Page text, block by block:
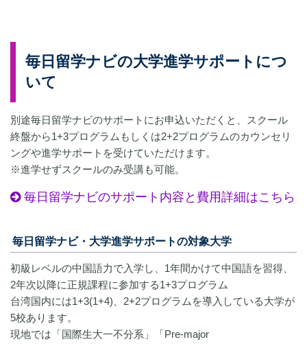
毎日留学ナビの大学進学サポートにつ
いて
別途毎日留学ナビのサポートにお申込いただくと、スクール
終盤から1+3プログラムもしくは2+2プログラムのカウンセリ
ングや進学サポートを受けていただけます。
※進学せずスクールのみ受講も可能。
毎日留学ナビのサポート内容と費用詳細はこちら
毎日留学ナビ・大学進学サポートの対象大学
初級レベルの中国語力で入学し、1年間かけて中国語を習得、
2年次以降に正規課程に参加する1+3プログラム
台湾国内には1+3(1+4)、2+2プログラムを導入している大学が
5校あります。
現地では「国際生大一不分系」「Pre-major